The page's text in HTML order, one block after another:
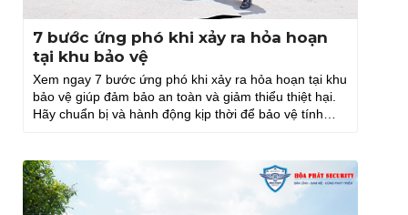
7 bước ứng phó khi xảy ra hỏa hoạn
tại khu bảo vệ
Xem ngay 7 bước ứng phó khi xảy ra hỏa hoạn tại khu
bảo vệ giúp đảm bảo an toàn và giảm thiểu thiệt hại.
Hãy chuẩn bị và hành động kịp thời để bảo vệ tính